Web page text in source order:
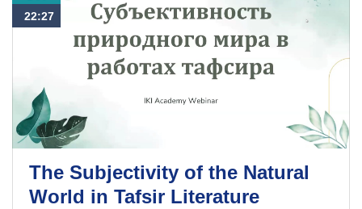
22:27
The Subjectivity of the Natural
World in Tafsir Literature